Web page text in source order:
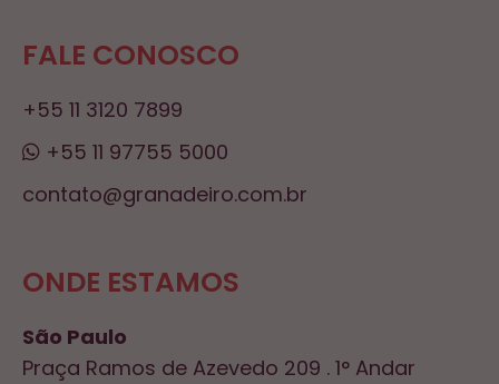
FALE CONOSCO
+55 11 3120 7899
+55 11 97755 5000
contato@granadeiro.com.br
ONDE ESTAMOS
São Paulo
Praça Ramos de Azevedo 209 . 1° Andar